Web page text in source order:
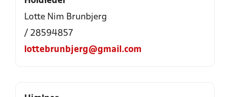
Lotte Nim Brunbjerg
/ 28594857
lottebrunbjerg@gmail.com